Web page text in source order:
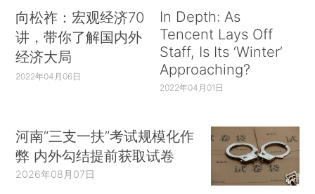
向松祚：宏观经济70
讲，带你了解国内外
经济大局
2022年04月06日
In Depth: As
Tencent Lays Off
Staff, Is Its ‘Winter’
Approaching?
2022年04月01日
河南“三支一扶”考试规模化作
弊 内外勾结提前获取试卷
2026年08月07日